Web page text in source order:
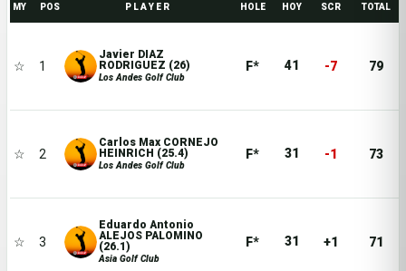
MY POS P L A Y E R HOLE HOY SCR TOTAL
☆ 1
Javier DIAZ
RODRIGUEZ (26)
Los Andes Golf Club
F* 41 -7 79
☆ 2
Carlos Max CORNEJO
HEINRICH (25.4)
Los Andes Golf Club
F* 31 -1 73
☆ 3
Eduardo Antonio
ALEJOS PALOMINO
(26.1)
Asia Golf Club
F* 31 +1 71